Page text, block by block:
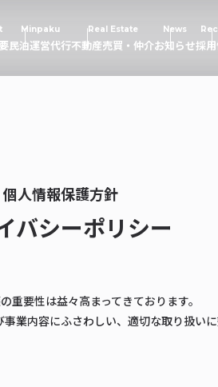
Minpaku
民泊運営代行
Real Estate
不動産売買・仲介
News
お知らせ採
個人情報保護方針
バシーポリシー
重要性は益々高まってきております。
業内容にふさわしい、適切な取り扱い